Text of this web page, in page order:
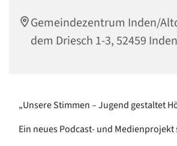
Gemeindezentrum Inden/
dem Driesch 1-3, 52459 Inden
„Unsere Stimmen – Jugend gestaltet
Ein neues Podcast- und